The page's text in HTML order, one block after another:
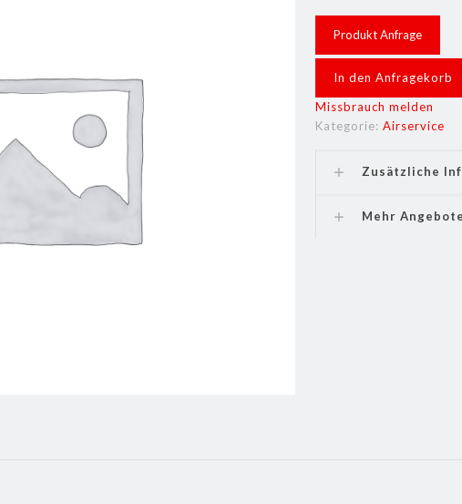
Produkt Anfrage
In den Anfragekorb
Missbrauch melden
Kategorie:Airservice
Zusätzliche
Mehr